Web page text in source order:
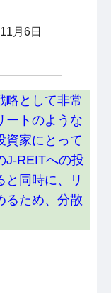
月6日
略として非常
ートのような
資家にとって
J-REITへの投
と同時に、リ
るため、分散